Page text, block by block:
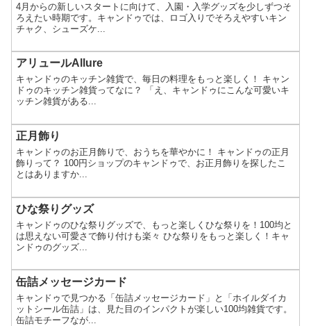
4月からの新しいスタートに向けて、入園・入学グッズを少しずつそ
ろえたい時期です。キャンドゥでは、ロゴ入りでそろえやすいキン
チャク、シューズケ...
アリュールAllure
キャンドゥのキッチン雑貨で、毎日の料理をもっと楽しく！ キャン
ドゥのキッチン雑貨ってなに？ 「え、キャンドゥにこんな可愛いキ
ッチン雑貨がある...
正月飾り
キャンドゥのお正月飾りで、おうちを華やかに！ キャンドゥの正月
飾りって？ 100円ショップのキャンドゥで、お正月飾りを探したこ
とはありますか...
ひな祭りグッズ
キャンドゥのひな祭りグッズで、もっと楽しくひな祭りを！100均と
は思えない可愛さで飾り付けも楽々 ひな祭りをもっと楽しく！キャ
ンドゥのグッズ...
缶詰メッセージカード
キャンドゥで見つかる「缶詰メッセージカード」と「ホイルダイカ
ットシール缶詰」は、見た目のインパクトが楽しい100均雑貨です。
缶詰モチーフなが...